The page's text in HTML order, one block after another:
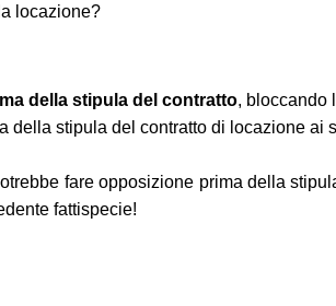
locazione?
della stipula del contratto, bloccando
della stipula del contratto di locazione ai
fare opposizione prima della
fattispecie!